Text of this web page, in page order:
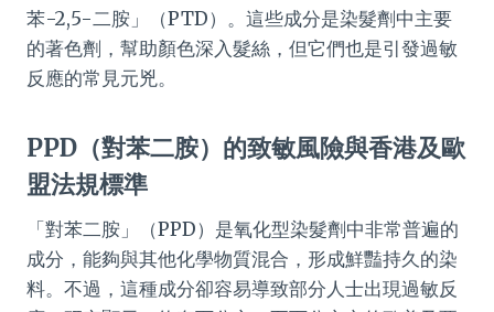
苯-2,5-二胺」（PTD）。這些成分是染髮劑中主要
的著色劑，幫助顏色深入髮絲，但它們也是引發過敏
反應的常見元兇。
PPD（對苯二胺）的致敏風險與香港及歐
盟法規標準
「對苯二胺」（PPD）是氧化型染髮劑中非常普遍的
成分，能夠與其他化學物質混合，形成鮮豔持久的染
料。不過，這種成分卻容易導致部分人士出現過敏反